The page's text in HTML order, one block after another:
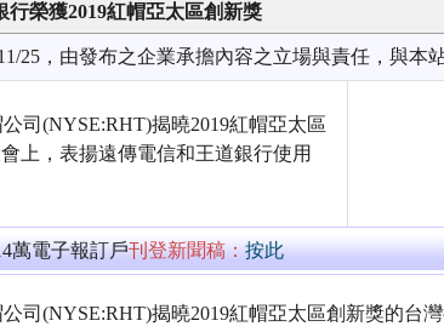
行榮獲2019紅帽亞太區創新獎
25，由發布之企業承擔內容之立場與責任，與本
司(NYSE:RHT)揭曉2019紅帽亞太區
上，表揚遠傳電信和王道銀行使用
萬電子報訂戶刊登新聞稿：按此
司(NYSE:RHT)揭曉2019紅帽亞太區創新獎的台